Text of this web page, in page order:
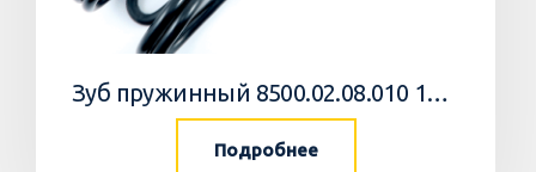
Зуб пружинный 8500.02.08.010 10 Агромастер
Подробнее